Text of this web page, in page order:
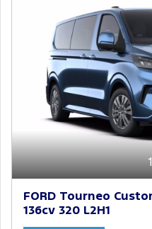
1
FORD Tourneo
136cv 320 L2H1